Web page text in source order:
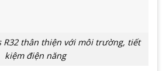
R32 thân thiện với môi trường, tiết
kiệm điện năng